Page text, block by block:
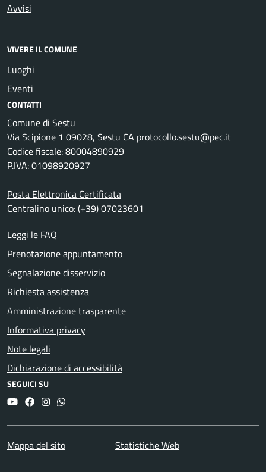
Avvisi
VIVERE IL COMUNE
Luoghi
Eventi
CONTATTI
Comune di Sestu
Via Scipione 1 09028, Sestu CA protocollo.sestu@pec.it
Codice fiscale: 80004890929
P.IVA: 01098920927
Posta Elettronica Certificata
Centralino unico: (+39) 07023601
Leggi le FAQ
Prenotazione appuntamento
Segnalazione disservizio
Richiesta assistenza
Amministrazione trasparente
Informativa privacy
Note legali
Dichiarazione di accessibilità
SEGUICI SU
YouTubeFacebookInstagram
Whatsapp
Mappa del sito Statistiche Web